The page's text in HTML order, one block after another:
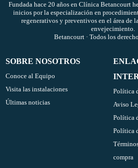
Fundada hace 20 años en Clínica Betancourt
inicios por la especialización en
regenerativos y preventivos en el área de
envejecimiento.
Betancourt · Todos los
SOBRE NOSOTROS
Conoce al Equipo
Visita las instalaciones
Últimas noticias
Política
Aviso
Política
Política
compra